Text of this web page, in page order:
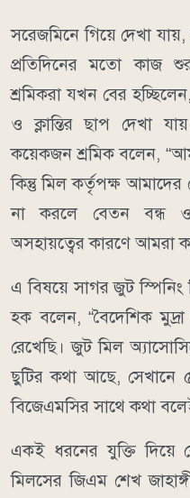
সরেজমিনে গিয়ে দেখা
প্রতিদিনের মতো কাজ
শ্রমিকরা যখন বের
ও ক্লান্তির ছাপ দেখা
কয়েকজন শ্রমিক বলেন,
কিন্তু মিল কর্তৃপক্ষ
না করলে বেতন বন্ধ ও
অসহায়ত্বের কারণে আমরা
এ বিষয়ে সাগর জুট
হক বলেন, “বৈদেশিক মুদ্রা
রেখেছি। জুট মিল
ছুটির কথা আছে, সেখানে
বিজেএমসির সাথে কথা
একই ধরনের যুক্তি দিয়ে
মিলসের জিএম শেখ